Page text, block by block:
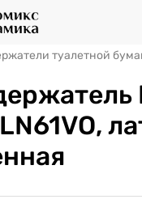
туалетной